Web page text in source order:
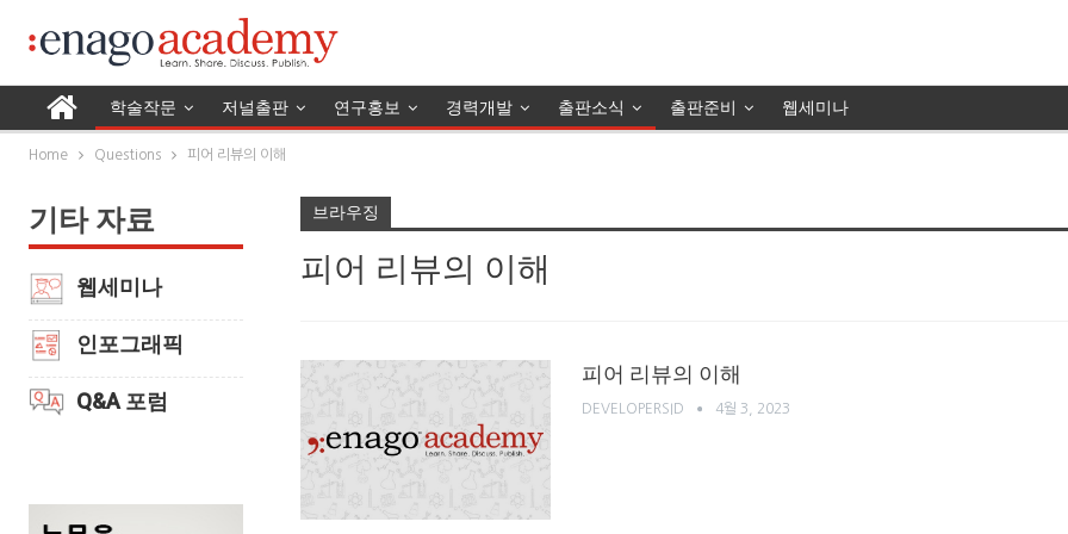
학술작문 저널출판 연구홍보 경력개발 출판소식 출판준비 웹세미나
Home Questions 피어 리뷰의 이해
브라우징
피어 리뷰의 이해
피어 리뷰의 이해
DEVELOPERSID 4월 3, 2023
기타 자료
웹세미나
인포그래픽
Q&A 포럼